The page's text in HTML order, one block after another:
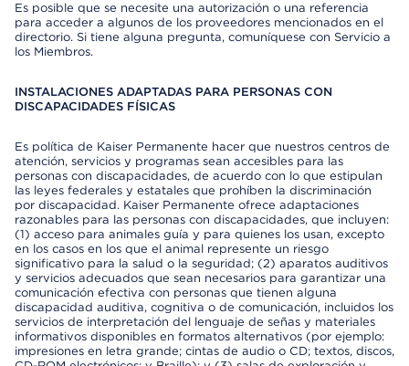
Es posible que se necesite una autorización o una referencia
para acceder a algunos de los proveedores mencionados en el
directorio. Si tiene alguna pregunta, comuníquese con Servicio a
los Miembros.
INSTALACIONES ADAPTADAS PARA PERSONAS CON
DISCAPACIDADES FÍSICAS
Es política de Kaiser Permanente hacer que nuestros centros de
atención, servicios y programas sean accesibles para las
personas con discapacidades, de acuerdo con lo que estipulan
las leyes federales y estatales que prohíben la discriminación
por discapacidad. Kaiser Permanente ofrece adaptaciones
razonables para las personas con discapacidades, que incluyen:
(1) acceso para animales guía y para quienes los usan, excepto
en los casos en los que el animal represente un riesgo
significativo para la salud o la seguridad; (2) aparatos auditivos
y servicios adecuados que sean necesarios para garantizar una
comunicación efectiva con personas que tienen alguna
discapacidad auditiva, cognitiva o de comunicación, incluidos los
servicios de interpretación del lenguaje de señas y materiales
informativos disponibles en formatos alternativos (por ejemplo:
impresiones en letra grande; cintas de audio o CD; textos, discos,